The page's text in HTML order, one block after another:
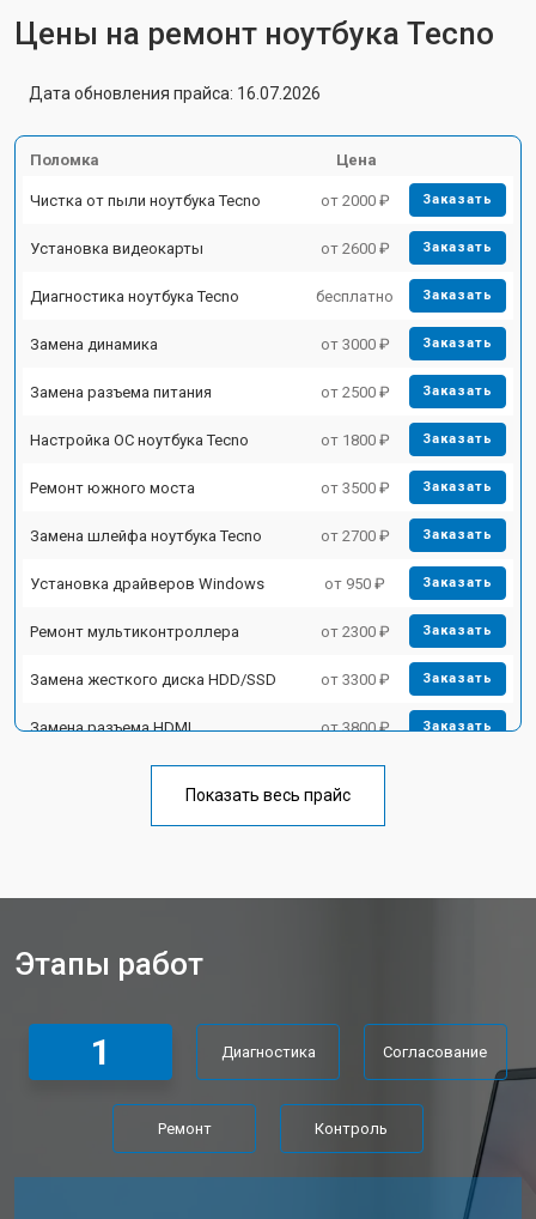
Цены на ремонт ноутбука Tecno
Дата обновления прайса: 16.07.2026
Поломка Цена
Чистка от пыли ноутбука Tecno от 2000 ₽ Заказать
Установка видеокарты от 2600 ₽ Заказать
Диагностика ноутбука Tecno бесплатно Заказать
Замена динамика от 3000 ₽ Заказать
Замена разъема питания от 2500 ₽ Заказать
Настройка ОС ноутбука Tecno от 1800 ₽ Заказать
Ремонт южного моста от 3500 ₽ Заказать
Замена шлейфа ноутбука Tecno от 2700 ₽ Заказать
Установка драйверов Windows от 950 ₽ Заказать
Ремонт мультиконтроллера от 2300 ₽ Заказать
Замена жесткого диска HDD/SSD от 3300 ₽ Заказать
Замена разъема HDMI от 3800 ₽ Заказать
Замена клавиатуры от 2900 ₽
Замена матрицы ноутбука Tecno
Ремонт цепи питания от 3500 ₽ Заказать
Замена USB порта от 2200 ₽ Заказать
Замена звуковой карты от 1700 ₽ Заказать
Заказать
Показать весь прайс
Этапы работ
1 Диагностика Согласование
Ремонт Контроль